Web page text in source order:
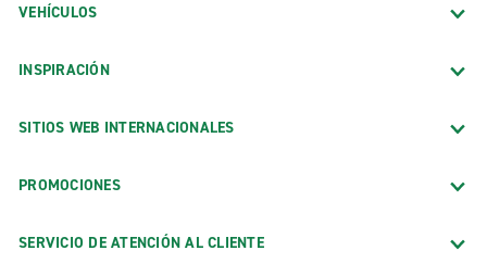
VEHÍCULOS
INSPIRACIÓN
SITIOS WEB INTERNACIONALES
PROMOCIONES
SERVICIO DE ATENCIÓN AL CLIENTE